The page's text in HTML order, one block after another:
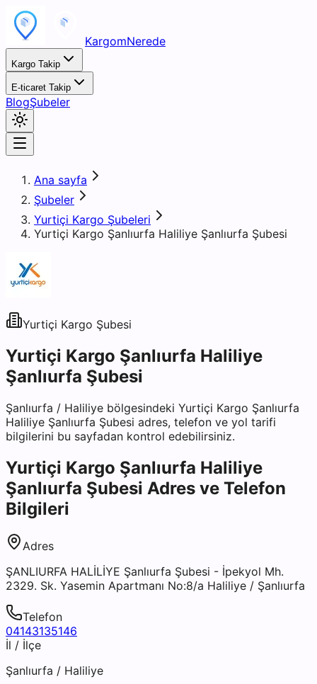
KargomNerede
Kargo Takip
E-ticaret Takip
BlogŞubeler
Ana sayfa
Şubeler
Yurtiçi Kargo Şubeleri
Yurtiçi Kargo Şanlıurfa Haliliye Şanlıurfa Şubesi
Yurtiçi Kargo Şubesi
Yurtiçi Kargo Şanlıurfa Haliliye
Şanlıurfa Şubesi
Şanlıurfa / Haliliye bölgesindeki Yurtiçi Kargo Şanlıurfa
Haliliye Şanlıurfa Şubesi adres, telefon ve yol tarifi
bilgilerini bu sayfadan kontrol edebilirsiniz.
Yurtiçi Kargo Şanlıurfa Haliliye
Şanlıurfa Şubesi Adres ve Telefon
Bilgileri
Adres
ŞANLIURFA HALİLİYE Şanlıurfa Şubesi - İpekyol Mh.
2329. Sk. Yasemin Apartmanı No:8/a Haliliye / Şanlıurfa
Telefon
04143135146
İl / İlçe
Şanlıurfa / Haliliye